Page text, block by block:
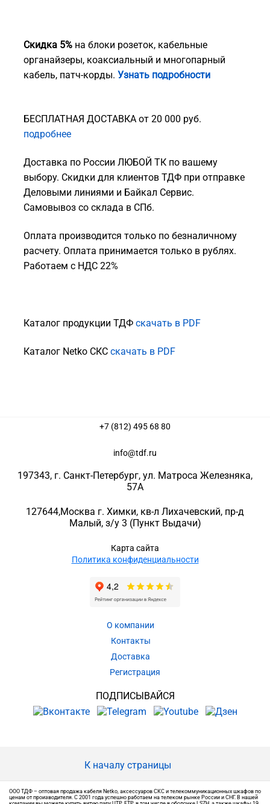
Скидка 5% на блоки розеток, кабельные
органайзеры, коаксиальный и многопарный
кабель, патч-корды. Узнать подробности
БЕСПЛАТНАЯ ДОСТАВКА от 20 000 руб.
подробнее
Доставка по России ЛЮБОЙ ТК по вашему
выбору. Скидки для клиентов ТДФ при отправке
Деловыми линиями и Байкал Сервис.
Самовывоз со склада в СПб.
Оплата производится только по безналичному
расчету. Оплата принимается только в рублях.
Работаем с НДС 22%
Каталог продукции ТДФ скачать в PDF
Каталог Netko СКС скачать в PDF
+7 (812) 495 68 80
info@tdf.ru
197343, г. Санкт-Петербург, ул. Матроса Железняка,
57A
127644,Москва г. Химки, кв-л Лихачевский, пр-д
Малый, з/у 3 (Пункт Выдачи)
Карта сайта
Политика конфиденциальности
О компании
Контакты
Доставка
Регистрация
ПОДПИСЫВАЙСЯ
К началу страницы
ООО ТДФ – оптовая продажа кабеля Netko, аксессуаров СКС и телекоммуникационных шкафов по
ценам от производителя. С 2001 года успешно работаем на телеком рынке России и СНГ. В нашей